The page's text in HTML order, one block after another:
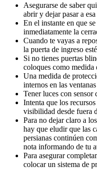
Asegurarse de saber
abrir y dejar pasar a esa
En el instante en que
inmediatamente la
Cuando te vayas a
la puerta de ingreso
Si no tienes puertas
coloques como medida
Una medida de
internos en las
Tener luces con sensor
Intenta que los
visibilidad desde fuera
Para no dejar claro a
hay que eludir que las
persianas continúen
nota informando de tu
Para asegurar
colocar un sistema de